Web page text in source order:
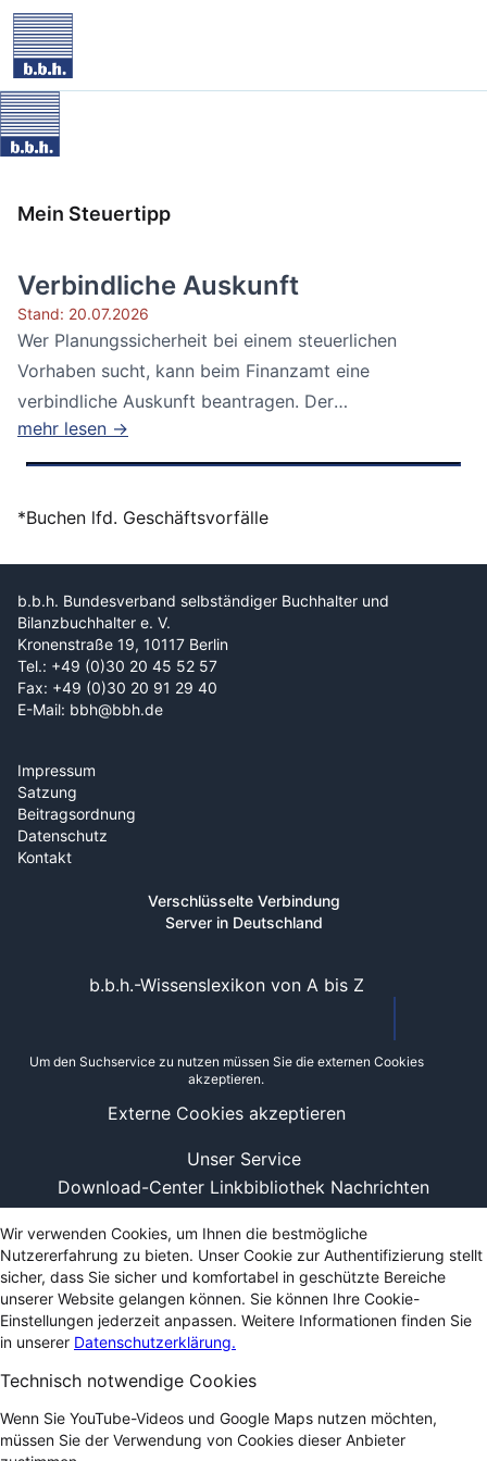
Mein Steuertipp
Verbindliche Auskunft
Stand: 20.07.2026
Wer Planungssicherheit bei einem steuerlichen
Vorhaben sucht, kann beim Finanzamt eine
verbindliche Auskunft beantragen. Der
Bundesfinanzhof...
mehr lesen →
*Buchen lfd. Geschäftsvorfälle
b.b.h. Bundesverband selbständiger Buchhalter und
Bilanzbuchhalter e. V.
Kronenstraße 19, 10117 Berlin
Tel.: +49 (0)30 20 45 52 57
Fax: +49 (0)30 20 91 29 40
E-Mail: bbh@bbh.de
Impressum
Satzung
Beitragsordnung
Datenschutz
Kontakt
Verschlüsselte Verbindung
Server in Deutschland
Unser Service
Download-Center Linkbibliothek Nachrichten
b.b.h.-Wissenslexikon von A bis Z
Um den Suchservice zu nutzen müssen Sie die externen Cookies
akzeptieren.
Externe Cookies akzeptieren
Wir verwenden Cookies, um Ihnen die bestmögliche
Nutzererfahrung zu bieten. Unser Cookie zur Authentifizierung stellt
sicher, dass Sie sicher und komfortabel in geschützte Bereiche
unserer Website gelangen können. Sie können Ihre Cookie-
Einstellungen jederzeit anpassen. Weitere Informationen finden Sie
in unserer Datenschutzerklärung.
Technisch notwendige Cookies
Wenn Sie YouTube-Videos und Google Maps nutzen möchten,
müssen Sie der Verwendung von Cookies dieser Anbieter